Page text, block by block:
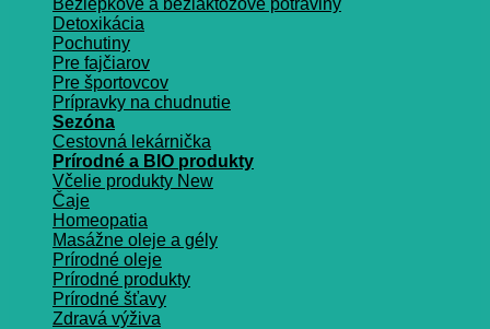
Bezlepkové a bezlaktózové potraviny
Detoxikácia
Pochutiny
Pre fajčiarov
Pre športovcov
Prípravky na chudnutie
Sezóna
Cestovná lekárnička
Prírodné a BIO produkty
Včelie produkty
Čaje
Homeopatia
Masážne oleje a gély
Prírodné oleje
Prírodné produkty
Prírodné šťavy
Zdravá výživa